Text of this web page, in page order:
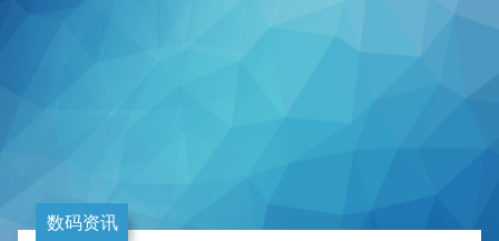
数码资讯